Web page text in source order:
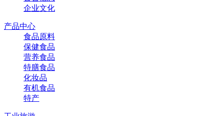
企业文化
产品中心
食品原料
保健食品
营养食品
特膳食品
化妆品
有机食品
特产